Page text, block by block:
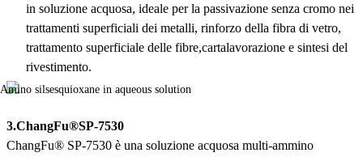
in soluzione acquosa, ideale per la passivazione senza cromo nei
trattamenti superficiali dei metalli, rinforzo della fibra di vetro,
trattamento superficiale delle fibre,cartalavorazione e sintesi del
rivestimento.
3.ChangFu®SP-7530
ChangFu® SP-7530 è una soluzione acquosa multi-ammino